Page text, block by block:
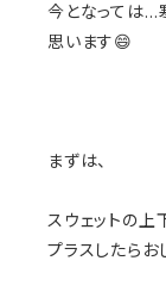
今となっては…
思います😄
まずは、
スウェットの
プラスしたら